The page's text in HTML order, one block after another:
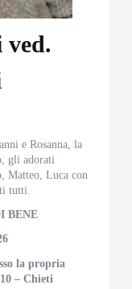
e Rosanna, la
gli adorati
Matteo, Luca con
tutti.
BENE
la propria
– Chieti